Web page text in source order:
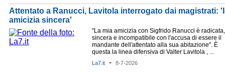
Attentato a Ranucci, Lavitola interrogato dai magistrati:
amicizia sincera'
"La mia amicizia con Sigfrido Ranucci è radicata,
sincera e incompatibile con l'accusa di essere il
mandante dell'attentato alla sua abitazione". È
questa la linea difensiva di Valter Lavitola , ...
La7.it - 8-7-2026